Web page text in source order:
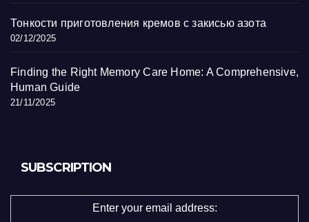
Тонкости приготовления кремов с закисью азота
02/12/2025
Finding the Right Memory Care Home: A Comprehensive,
Human Guide
21/11/2025
SUBSCRIPTION
Enter your email address: